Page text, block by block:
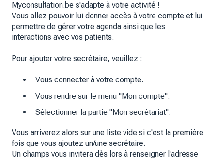
Myconsultation.be s'adapte à votre activité !
Vous allez pouvoir lui donner accès à votre compte et lui
permettre de gérer votre agenda ainsi que les
interactions avec vos patients.
Pour ajouter votre secrétaire, veuillez :
Vous connecter à votre compte.
Vous rendre sur le menu "Mon compte".
Sélectionner la partie "Mon secrétariat".
Vous arriverez alors sur une liste vide si c'est la première
fois que vous ajoutez un/une secrétaire.
Un champs vous invitera dès lors à renseigner l'adresse